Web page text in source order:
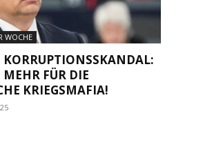
WOCHE
FÜR DIE
KRIEGSMAFIA!